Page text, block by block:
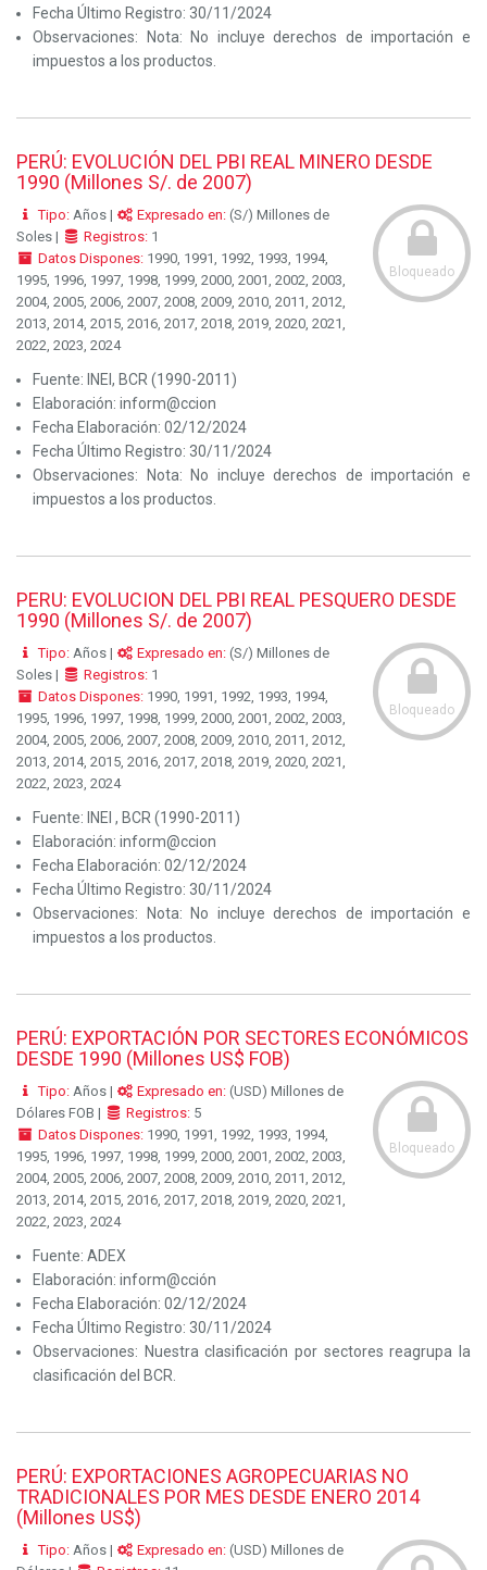
Fecha Último Registro: 30/11/2024
Observaciones: Nota: No incluye derechos de importación e
impuestos a los productos.
PERÚ: EVOLUCIÓN DEL PBI REAL MINERO DESDE
1990 (Millones S/. de 2007)
Bloqueado
Tipo:Años | Expresado en: (S/) Millones de
Soles |
Registros:1
Datos Dispones:1990, 1991, 1992, 1993, 1994,
1995, 1996, 1997, 1998, 1999, 2000, 2001, 2002, 2003,
2004, 2005, 2006, 2007, 2008, 2009, 2010, 2011, 2012,
2013, 2014, 2015, 2016, 2017, 2018, 2019, 2020, 2021,
2022, 2023, 2024
Fuente: INEI, BCR (1990-2011)
Elaboración: inform@ccion
Fecha Elaboración: 02/12/2024
Fecha Último Registro: 30/11/2024
Observaciones: Nota: No incluye derechos de importación e
impuestos a los productos.
PERU: EVOLUCION DEL PBI REAL PESQUERO DESDE
1990 (Millones S/. de 2007)
Bloqueado
Tipo:Años | Expresado en: (S/) Millones de
Soles |
Registros:1
Datos Dispones:1990, 1991, 1992, 1993, 1994,
1995, 1996, 1997, 1998, 1999, 2000, 2001, 2002, 2003,
2004, 2005, 2006, 2007, 2008, 2009, 2010, 2011, 2012,
2013, 2014, 2015, 2016, 2017, 2018, 2019, 2020, 2021,
2022, 2023, 2024
Fuente: INEI , BCR (1990-2011)
Elaboración: inform@ccion
Fecha Elaboración: 02/12/2024
Fecha Último Registro: 30/11/2024
Observaciones: Nota: No incluye derechos de importación e
impuestos a los productos.
PERÚ: EXPORTACIÓN POR SECTORES ECONÓMICOS
DESDE 1990 (Millones US$ FOB)
Bloqueado
Tipo:Años | Expresado en: (USD) Millones de
Dólares FOB |
Registros:5
Datos Dispones:1990, 1991, 1992, 1993, 1994,
1995, 1996, 1997, 1998, 1999, 2000, 2001, 2002, 2003,
2004, 2005, 2006, 2007, 2008, 2009, 2010, 2011, 2012,
2013, 2014, 2015, 2016, 2017, 2018, 2019, 2020, 2021,
2022, 2023, 2024
Fuente: ADEX
Elaboración: inform@cción
Fecha Elaboración: 02/12/2024
Fecha Último Registro: 30/11/2024
Observaciones: Nuestra clasificación por sectores reagrupa la
clasificación del BCR.
PERÚ: EXPORTACIONES AGROPECUARIAS NO
TRADICIONALES POR MES DESDE ENERO 2014
(Millones US$)
Tipo:Años | Expresado en: (USD) Millones de